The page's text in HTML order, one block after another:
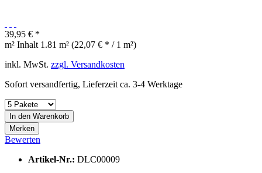
39,95 € *
m² Inhalt 1.81 m² (22,07 € * / 1 m²)
inkl. MwSt. zzgl. Versandkosten
Sofort versandfertig, Lieferzeit ca. 3-4 Werktage
In den Warenkorb
Merken
Bewerten
Artikel-Nr.: DLC00009